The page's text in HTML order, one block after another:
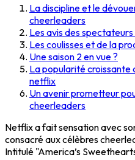
La discipline et le
cheerleaders
Les avis des
Les coulisses et de la
Une saison 2 en vue ?
La popularité croissante
netflix
Un avenir prometteur
cheerleaders
Netflix a fait sensation avec
consacré aux célèbres
Intitulé "America’s